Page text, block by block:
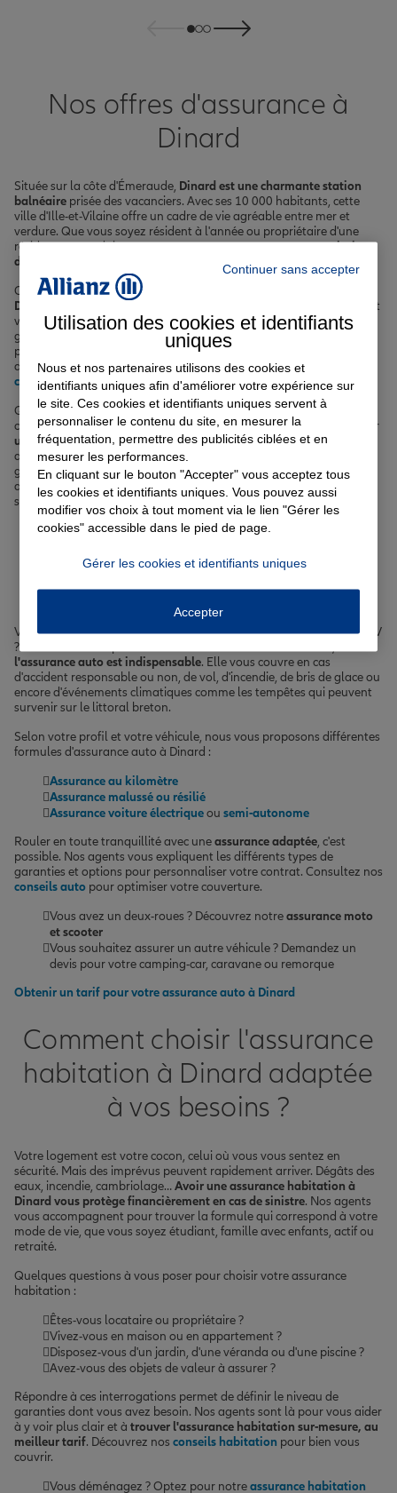
Nos offres d'assurance à
Dinard
Située sur la côte d'Émeraude, Dinard est une charmante station
balnéaire prisée des vacanciers. Avec ses 10 000 habitants, cette
ville d'Ille-et-Vilaine offre un cadre de vie agréable entre mer et
verdure. Que vous soyez résident à l'année ou propriétaire d'une
résidence secondaire, nous vous accompagnons avecnos solutions
d'assurance adaptées à vos besoins spécifiques
Chez Allianz, nous proposons une
Dinard
pour protéger votre véhicule, votre habitation, votre santé et
vos proches. Nos agents vous conseillent et vous orientent vers les
garanties les plus pertinentes en fonction de votre situation
personnelle et familiale. Découvrez nos offres d'
d'
assurance habitation, d'assurance emprunteuret de
complémentaire santépour les Dinardais.
Que vous profitiez des belles plages de sable fin, du casino ou du
célèbre marché de Dinard, nous sommes à vos côtés pour vous offrir
une protection optimale au quotidien. Nos agents, experts en
assurance, étudient votre profil pour vous proposer les meilleures
garanties au meilleur prix. Avec Allianz, vous bénéficiez d'un
accompagnement sur-mesure et de services performants pour vous
simplifier la vie.
Votre assurance auto, moto
ou scooter à Dinard
Vous circulez quotidiennement boulevard Féart ou avenue George V
? Pour tous vos déplacements à Dinard et dans les environs,
l'assurance auto est indispensable. Elle vous couvre en cas
d'accident responsable ou non, de vol, d'incendie, de bris de glace ou
encore d'événements climatiques comme les tempêtes qui peuvent
survenir sur le littoral breton.
Selon votre profil et votre véhicule, nous vous proposons différentes
formules d'assurance auto à Dinard :
Assurance au kilomètre
Assurance malussé ou résilié
Assurance voiture électriqueou semi-autonome
Rouler en toute tranquillité avec uneassurance adaptée, c'est
possible. Nos agents vous expliquent les différents types de
garanties et options pour personnaliser votre contrat. Consultez nos
conseils auto pour optimiser votre couverture.
Vous avez un deux-roues ? Découvrez notreassurance moto
et scooter
Vous souhaitez assurer un autre véhicule ? Demandez un
devis pour votre camping-car, caravane ou remorque
Obtenir un tarif pour votre assurance auto à Dinard
Comment choisir l'assurance
habitation à Dinard adaptée
à vos besoins ?
Votre logement est votre cocon, celui où vous vous sentez en
sécurité. Mais des imprévus peuvent rapidement arriver. Dégâts des
eaux, incendie, cambriolage…Avoir une assurance habitation à
Dinard vous protège financièrement en cas de sinistre. Nos agents
vous accompagnent pour trouver la formule qui correspond à votre
mode de vie, que vous soyez étudiant, famille avec enfants, actif ou
retraité.
Quelques questions à vous poser pour choisir votre assurance
habitation :
Êtes-vous locataire ou propriétaire ?
Vivez-vous en maison ou en appartement ?
Disposez-vous d'un jardin, d'une véranda ou d'une piscine ?
Avez-vous des objets de valeur à assurer ?
Répondre à ces interrogations permet de définir le niveau de
garanties dont vous avez besoin. Nos agents sont là pour vous aider
à y voir plus clair et à trouver l'assurance habitation sur-mesure, au
meilleur tarif. Découvrez nos conseils habitation pour bien vous
couvrir.
Vous déménagez ? Optez pour notreassurance habitation
Continuer sans accepter
Utilisation des cookies et identifiants
uniques
Nous et nos partenaires utilisons des cookies et
identifiants uniques afin d'améliorer votre expérience sur
le site. Ces cookies et identifiants uniques servent à
personnaliser le contenu du site, en mesurer la
fréquentation, permettre des publicités ciblées et en
mesurer les performances.
En cliquant sur le bouton "Accepter" vous acceptez tous
les cookies et identifiants uniques. Vous pouvez aussi
modifier vos choix à tout moment via le lien "Gérer les
cookies" accessible dans le pied de page.
Gérer les cookies et identifiants uniques
Accepter